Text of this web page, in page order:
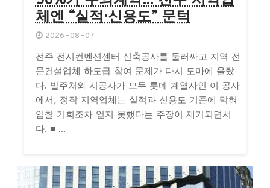
체엔 “실적·신용도” 문턱
2026-08-07
전주 전시컨벤션센터 신축공사를 둘러싸고 지역 전
문건설업체 하도급 참여 문제가 다시 도마에 올랐
다. 발주처와 시공사가 모두 롯데 계열사인 이 공사
에서, 정작 지역업체는 실적과 신용도 기준에 막혀
입찰 기회조차 얻지 못했다는 주장이 제기되면서
다. ■ ...